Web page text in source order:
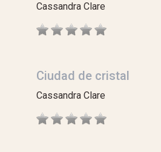
Cassandra Clare
Ciudad de cristal
Cassandra Clare